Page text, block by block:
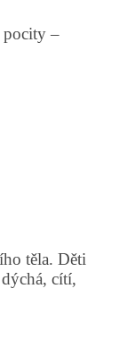
pocity –
těla. Děti
cítí,